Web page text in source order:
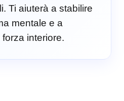
Ti aiuterà a stabilire
mentale e a
interiore.